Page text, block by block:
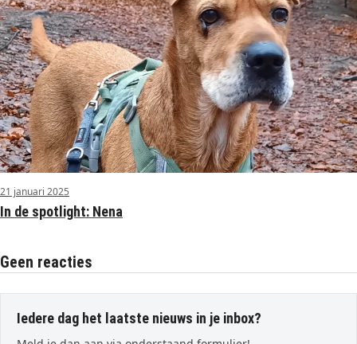
21 januari 2025
In de spotlight: Nena
Geen reacties
Iedere dag het laatste nieuws in je inbox?